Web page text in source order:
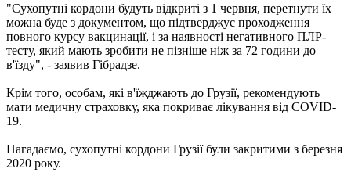
"Сухопутні кордони будуть відкриті з 1 червня, перетнути їх
можна буде з документом, що підтверджує проходження
повного курсу вакцинації, і за наявності негативного ПЛР-
тесту, який мають зробити не пізніше ніж за 72 години до
в'їзду", - заявив Гібрадзе.
Крім того, особам, які в'їжджають до Грузії, рекомендують
мати медичну страховку, яка покриває лікування від COVID-
19.
Нагадаємо, сухопутні кордони Грузії були закритими з березня
2020 року.